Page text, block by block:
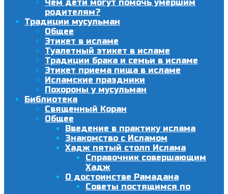
Чем дети могут помочь умершим
родителям?
Традиции мусульман
Общее
Этикет в исламе
Туалетный этикет в исламе
Традиции брака и семьи в исламе
Этикет приема пища в исламе
Исламские праздники
Похороны у мусульман
Библиотека
Священный Коран
Общее
Введение в практику ислама
Знакомство с Исламом
Хадж пятый столп Ислама
Справочник совершающим
Хадж
О достоинстве Рамадана
Советы постящимся по